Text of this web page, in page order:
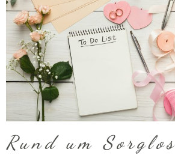
Rund um Sorglos